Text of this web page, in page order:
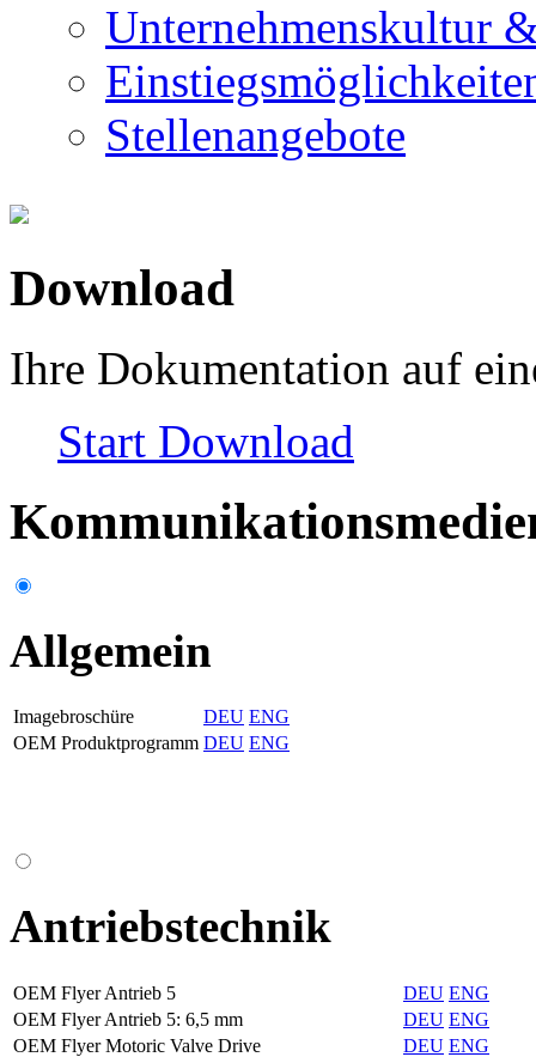
Unternehmenskultur
Stellenangebote
Download
Ihre Dokumentation auf
Start Download
Allgemein
Imagebroschüre DEU ENG
OEM Produktprogramm DEU ENG
Antriebstechnik
OEM Flyer Antrieb 5 DEU ENG
OEM Flyer Antrieb 5: 6,5 mm
DEU ENG
OEM Flyer Motoric Valve Drive
DEU ENG